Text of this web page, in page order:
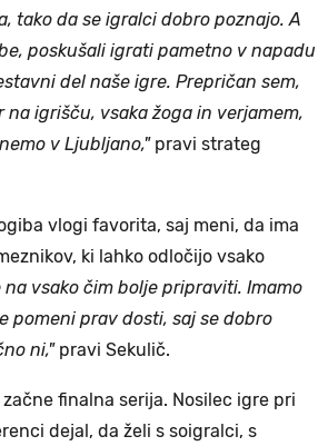
tako da se igralci dobro poznajo. A
poskušali igrati pametno v napadu
del naše igre. Prepričan sem,
igrišču, vsaka žoga in verjamem,
v Ljubljano,"pravi strateg
vlogi favorita, saj meni, da ima
ki lahko odločijo vsako
vsako čim bolje pripraviti. Imamo
pomeni prav dosti, saj se dobro
ni,"pravi Sekulič.
finalna serija. Nosilec igre pri
dejal, da želi s soigralci, s